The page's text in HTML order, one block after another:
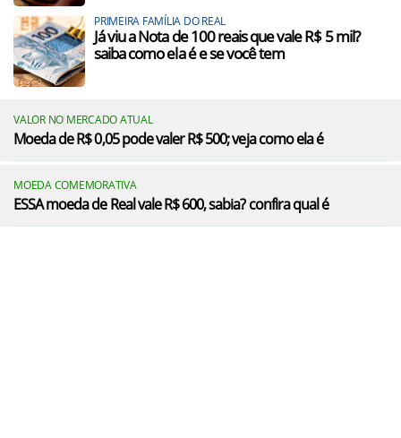
PRIMEIRA FAMÍLIA DO REAL
Já viu a Nota de 100 reais que vale R$ 5 mil?
saiba como ela é e se você tem
VALOR NO MERCADO ATUAL
Moeda de R$ 0,05 pode valer R$ 500; veja como ela é
MOEDA COMEMORATIVA
ESSA moeda de Real vale R$ 600, sabia? confira qual é